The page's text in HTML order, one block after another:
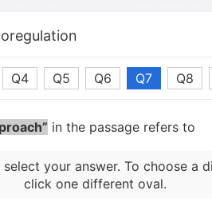
Q4 Q5 Q6 Q7 Q8
in the passage refers to
your answer. To choose a
click one different oval.